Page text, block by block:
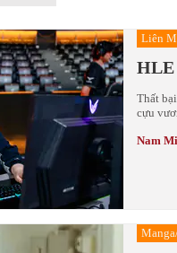
Liên
HLE
Thất
cựu
Nam